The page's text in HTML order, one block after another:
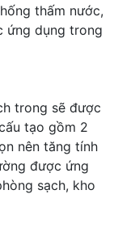
thấm nước,
ứng dụng trong
trong sẽ được
tạo gồm 2
nên tăng tính
được ứng
sạch, kho